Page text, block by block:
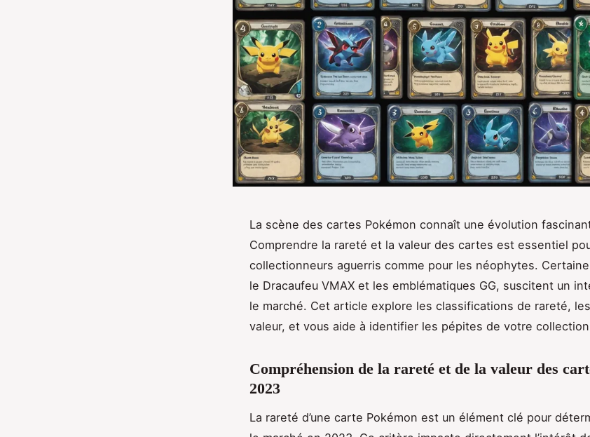
La scène des cartes Pokémon connaît une évolution
Comprendre la rareté et la valeur des cartes est essentiel
collectionneurs aguerris comme pour les néophytes.
le Dracaufeu VMAX et les emblématiques GG, suscitent un
le marché. Cet article explore les classifications de rareté,
valeur, et vous aide à identifier les pépites de votre
Compréhension de la rareté et de la valeur des
2023
La rareté d’une carte Pokémon est un élément clé pour